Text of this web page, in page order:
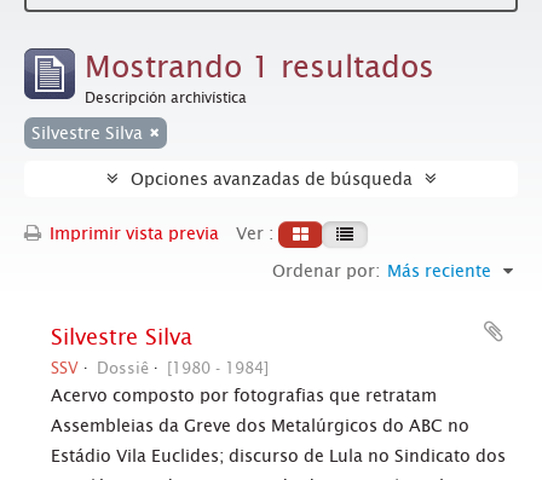
Mostrando 1 resultados
Descripción archivística
Silvestre Silva
Opciones avanzadas de búsqueda
Imprimir vista previa
Ver :
Ordenar por: Más reciente
Silvestre Silva
SSV Dossiê [1980 - 1984]
Acervo composto por fotografias que retratam
Assembleias da Greve dos Metalúrgicos do ABC no
Estádio Vila Euclides; discurso de Lula no Sindicato dos